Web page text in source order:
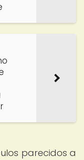
parecidos a